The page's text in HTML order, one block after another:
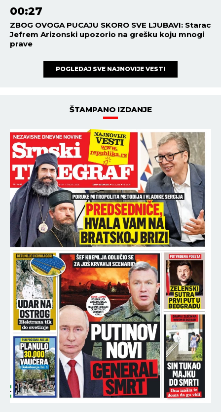
00:27
ZBOG OVOGA PUCAJU SKORO SVE LJUBAVI: Starac
Jefrem Arizonski upozorio na grešku koju mnogi
prave
POGLEDAJ SVE NAJNOVIJE VESTI
ŠTAMPANO IZDANJE